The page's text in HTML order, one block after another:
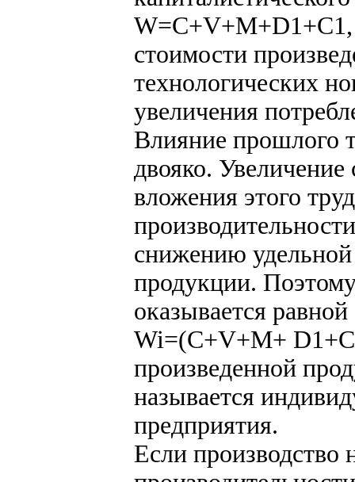
W=C+V+M+D1+С1,
стоимости
технологических
увеличения
Влияние прошлого
двояко.
вложения этого
снижению
продукции.
оказывается равной
Wi=(C+V+M+
произведенной
называется
предприятия.
Если производство